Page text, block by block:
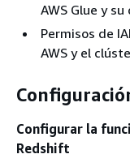
AWS Glue y
Permisos de
AWS y el
Configurar la
Redshift